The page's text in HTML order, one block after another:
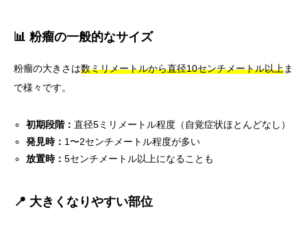
📊 粉瘤の一般的なサイズ
粉瘤の大きさは数ミリメートルから直径10センチメートル以上ま
で様々です。
初期段階：直径5ミリメートル程度（自覚症状ほとんどなし）
発見時： 1〜2センチメートル程度が多い
放置時：5センチメートル以上になることも
📍 大きくなりやすい部位